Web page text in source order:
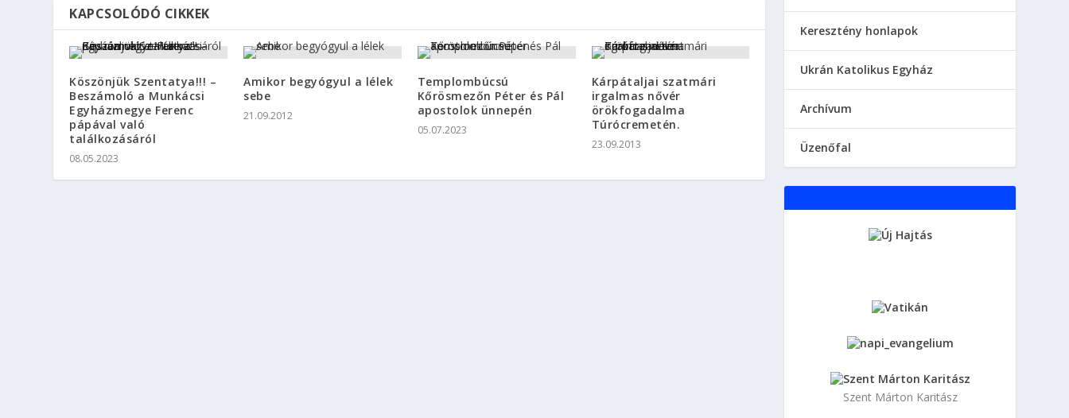
KAPCSOLÓDÓ CIKKEK
Köszönjük Szentatya!!! –
Beszámoló a Munkácsi
Egyházmegye Ferenc
pápával való
találkozásáról
08.05.2023
Amikor begyógyul a lélek
sebe
21.09.2012
Templombúcsú
Kőrösmezőn Péter és Pál
apostolok ünnepén
05.07.2023
Kárpátaljai szatmári
irgalmas nővér
örökfogadalma
Túrócremetén.
23.09.2013
Keresztény honlapok
Ukrán Katolikus Egyház
Аrchívum
Üzenőfal
Szent Márton Karitász